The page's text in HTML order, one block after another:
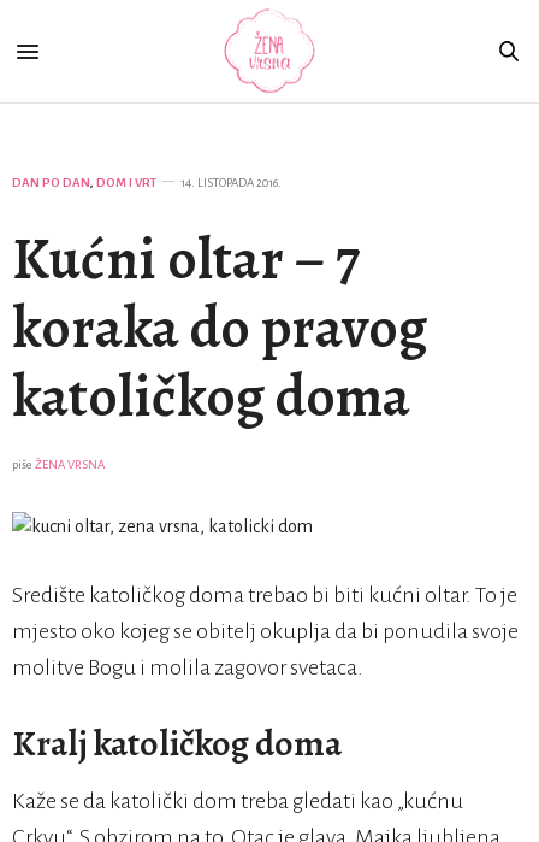
DAN PO DAN, DOM I VRT 14. LISTOPADA 2016.
Kućni oltar – 7
koraka do pravog
katoličkog doma
piše ŽENA VRSNA
Središte katoličkog doma trebao bi biti kućni oltar. To je
mjesto oko kojeg se obitelj okuplja da bi ponudila svoje
molitve Bogu i molila zagovor svetaca.
Kralj katoličkog doma
Kaže se da katolički dom treba gledati kao „kućnu